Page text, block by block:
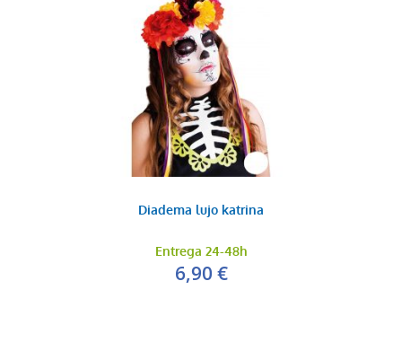
Diadema lujo katrina
Entrega 24-48h
6,90 €